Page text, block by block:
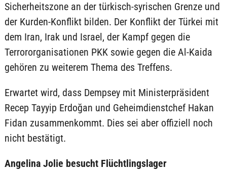
Sicherheitszone an der türkisch-syrischen Grenze und
der Kurden-Konflikt bilden. Der Konflikt der Türkei mit
dem Iran, Irak und Israel, der Kampf gegen die
Terrororganisationen PKK sowie gegen die Al-Kaida
gehören zu weiterem Thema des Treffens.
Erwartet wird, dass Dempsey mit Ministerpräsident
Recep Tayyip Erdoğan und Geheimdienstchef Hakan
Fidan zusammenkommt. Dies sei aber offiziell noch
nicht bestätigt.
Angelina Jolie besucht Flüchtlingslager